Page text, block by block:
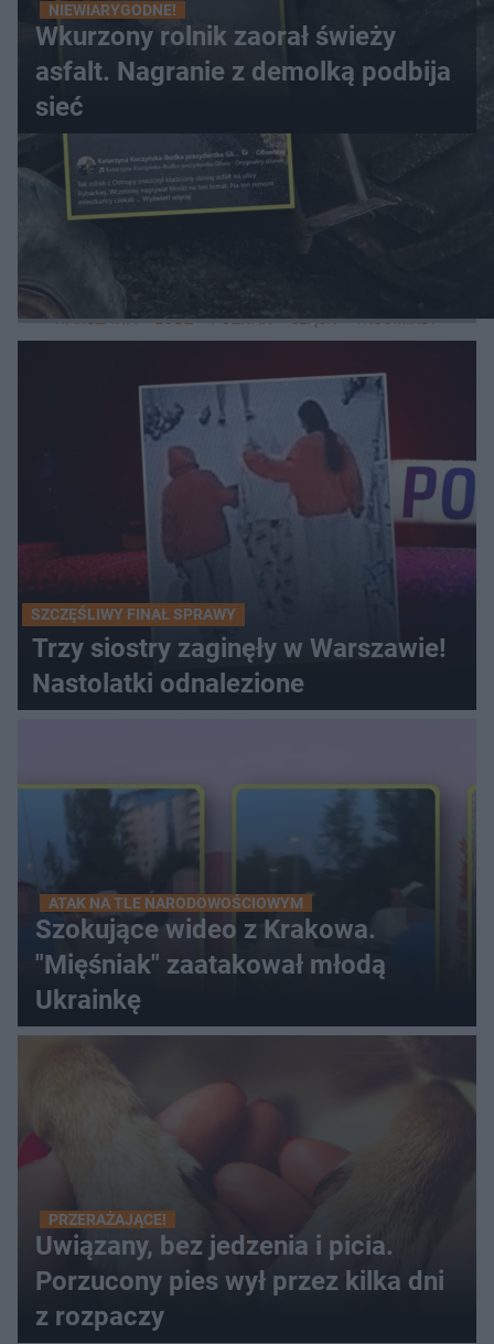
NIEWIARYGODNE!
Wkurzony rolnik zaorał świeży
asfalt. Nagranie z demolką podbija
sieć
WIĘCEJ
LOKALNE
WARSZAWA ŁÓDŹ POZNAŃ ŚLĄSK TRÓJMIASTO
SZCZĘŚLIWY FINAŁ SPRAWY
Trzy siostry zaginęły w Warszawie!
Nastolatki odnalezione
ATAK NA TLE NARODOWOŚCIOWYM
Szokujące wideo z Krakowa.
"Mięśniak" zaatakował młodą
Ukrainkę
PRZERAŻAJĄCE!
Uwiązany, bez jedzenia i picia.
Porzucony pies wył przez kilka dni
z rozpaczy